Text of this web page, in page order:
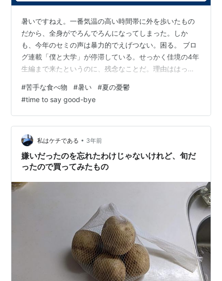
暑いですねえ。一番気温の高い時間帯に外を歩いたもの
だから、全身がでろんでろんになってしまった。しか
も、今年のセミの声は暴力的でえげつない。困る。 ブロ
グ連載「僕と大学」が停滞している。せっかく佳境の4年
生編まで来たというのに、残念なことだ。理由ははっき
れたからなのだが、それにしてもねえ。次回UPしようと
している記事の方向性で悩んでいるのは事実。ある人達
との出会いを赤裸々に書いていいものやら、オブラート
に包んだほうがいいのやら。とにかく、面白い方へと進
んでいこうとはしていますので、楽しみにしてくださっ
ている皆さま、どうか気長にお待ちください。 …
#苦手な食べ物 #暑い #夏の憂鬱
#time to say good-bye
私はケチである • 3年前
嫌いだったのを忘れたわけじゃないけれど、旬だ
ったので買ってみたもの